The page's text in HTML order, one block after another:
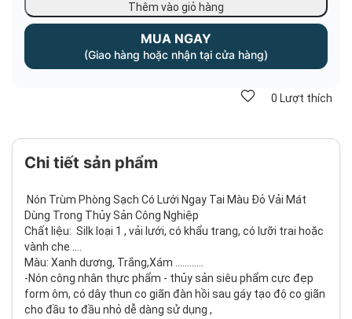
Thêm vào giỏ hàng
MUA NGAY
(Giao hàng hoặc nhận tại cửa hàng)
0 Lượt thích
Chi tiết sản phẩm
Nón Trùm Phòng Sạch Có Lưới Ngay Tai Màu Đỏ Vải Mát
Dùng Trong Thủy Sản Công Nghiệp
Chất liệu: Silk loại 1 , vải lưới, có khẩu trang, có lưỡi trai hoặc
vành che ….
Màu: Xanh dương, Trắng,Xám ............
-Nón công nhân thực phẩm - thủy sản siêu phẩm cực đẹp
form ôm, có dây thun co giãn đàn hồi sau gáy tạo độ co giãn
cho đầu to đầu nhỏ dễ dàng sử dụng ,